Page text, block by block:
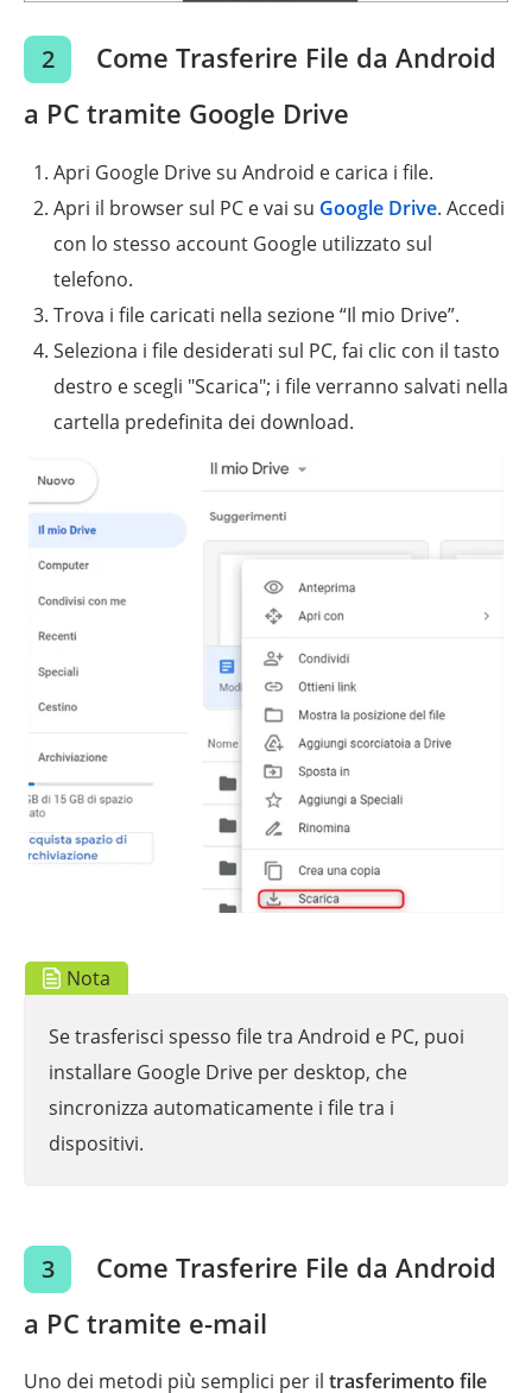
2
Come Trasferire File da Android
a PC tramite Google Drive
Apri Google Drive su Android e carica i file.
Apri il browser sul PC e vai su Google Drive. Accedi
con lo stesso account Google utilizzato sul
telefono.
Trova i file caricati nella sezione “Il mio Drive”.
Seleziona i file desiderati sul PC, fai clic con il tasto
destro e scegli "Scarica"; i file verranno salvati nella
cartella predefinita dei download.
Nota
Se trasferisci spesso file tra Android e PC, puoi
installare Google Drive per desktop, che
sincronizza automaticamente i file tra i
dispositivi.
3
Come Trasferire File da Android
a PC tramite e-mail
Uno dei metodi più semplici per il trasferimento file